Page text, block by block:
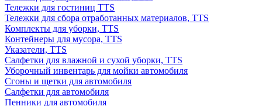
Тележки для гостиниц TTS
Тележки для сбора отработанных материалов, TTS
Комплекты для уборки, TTS
Контейнеры для мусора, TTS
Указатели, TTS
Салфетки для влажной и сухой уборки, TTS
Уборочный инвентарь для мойки автомобиля
Сгоны и щетки для автомобиля
Салфетки для автомобиля
Пенники для автомобиля